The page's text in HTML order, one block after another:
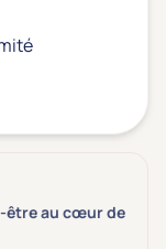
être au cœur de